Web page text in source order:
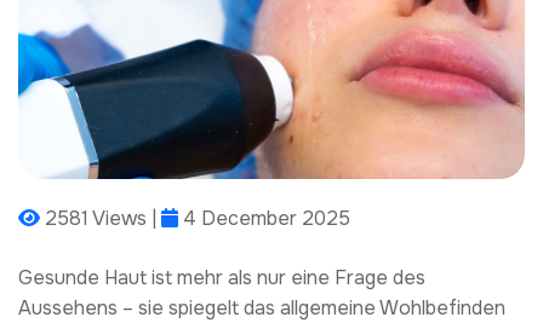
2581 Views | 4 December 2025
Gesunde Haut ist mehr als nur eine Frage des
Aussehens – sie spiegelt das allgemeine Wohlbefinden